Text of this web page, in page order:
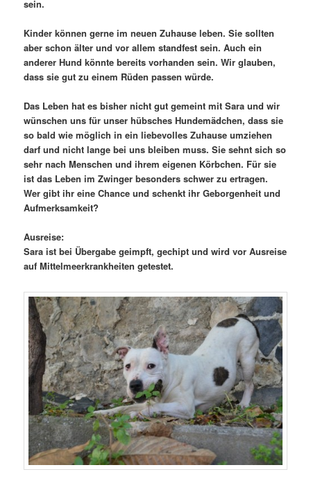
sein.
Kinder können gerne im neuen Zuhause leben. Sie sollten
aber schon älter und vor allem standfest sein. Auch ein
anderer Hund könnte bereits vorhanden sein. Wir glauben,
dass sie gut zu einem Rüden passen würde.
Das Leben hat es bisher nicht gut gemeint mit Sara und wir
wünschen uns für unser hübsches Hundemädchen, dass sie
so bald wie möglich in ein liebevolles Zuhause umziehen
darf und nicht lange bei uns bleiben muss. Sie sehnt sich so
sehr nach Menschen und ihrem eigenen Körbchen. Für sie
ist das Leben im Zwinger besonders schwer zu ertragen.
Wer gibt ihr eine Chance und schenkt ihr Geborgenheit und
Aufmerksamkeit?
Ausreise:
Sara ist bei Übergabe geimpft, gechipt und wird vor Ausreise
auf Mittelmeerkrankheiten getestet.